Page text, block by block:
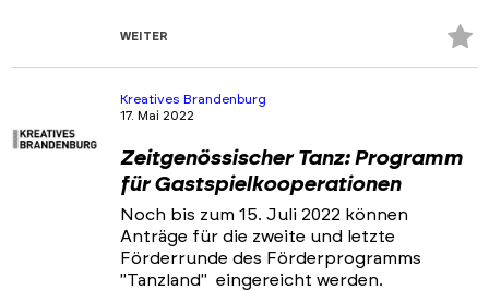
WEITER
Kreatives Brandenburg
17. Mai 2022
Zeitgenössischer Tanz: Programm
für Gastspielkooperationen
Noch bis zum 15. Juli 2022 können
Anträge für die zweite und letzte
Förderrunde des Förderprogramms
"Tanzland" eingereicht werden.